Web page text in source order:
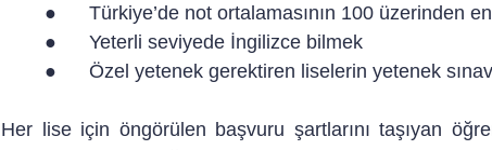
●      Türkiye’de not ortalamasının 100 üzerinden
●      Yeterli seviyede İngilizce bilmek
●      Özel yetenek gerektiren liselerin yetenek
Her lise için öngörülen başvuru şartlarını taşıyan